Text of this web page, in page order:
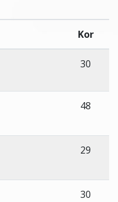
Kor
30
48
29
30